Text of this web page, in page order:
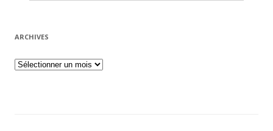
ARCHIVES
Archives